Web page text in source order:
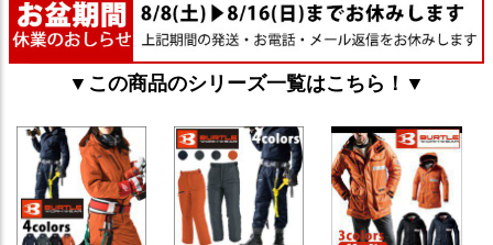
▼この商品のシリーズ一覧はこちら！▼